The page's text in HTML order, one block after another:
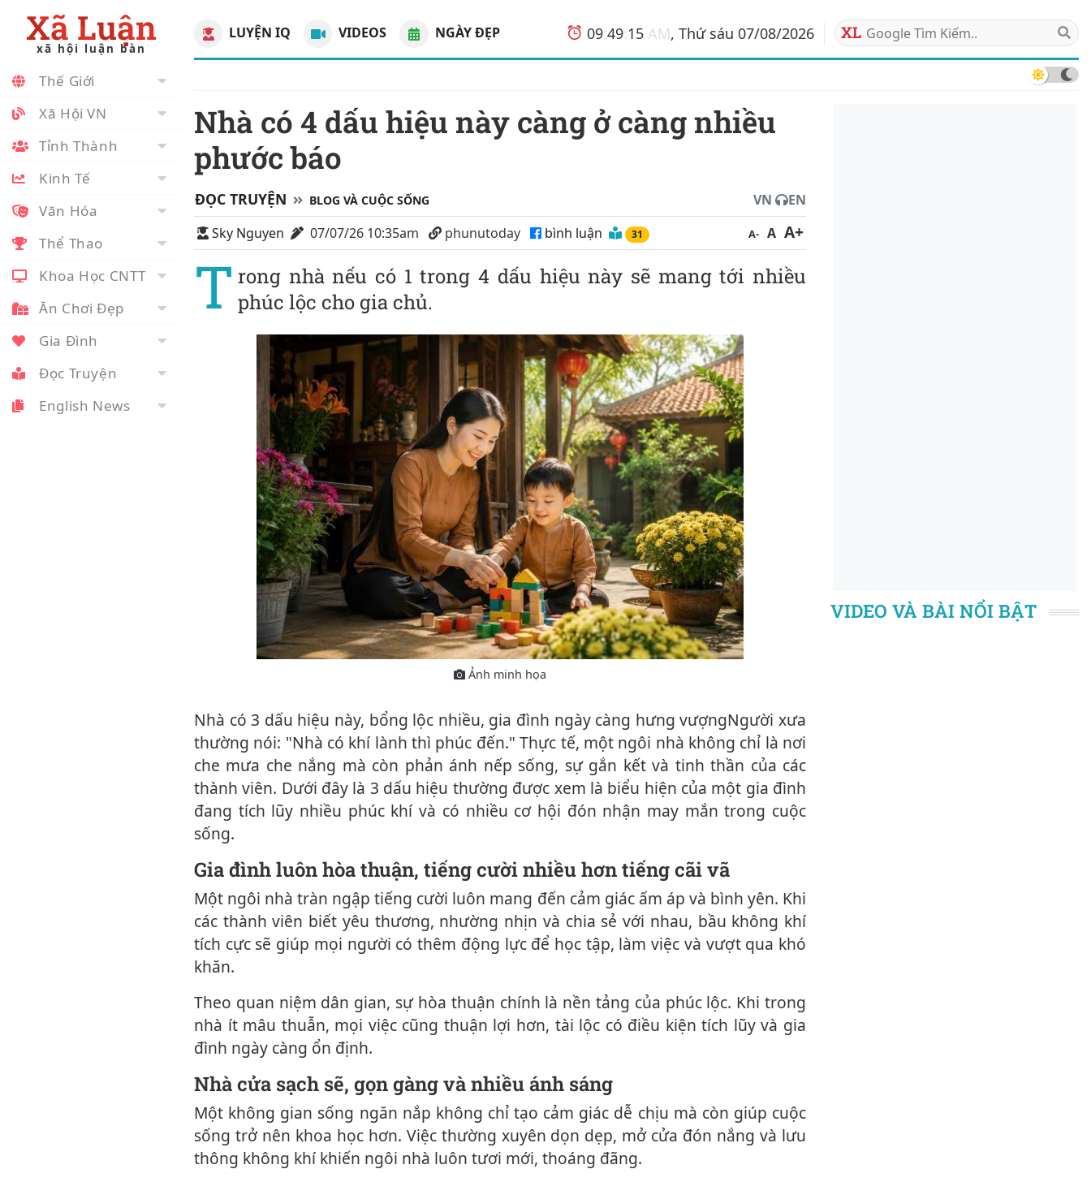
Xã Luận
xã hội luận bàn
Thế Giới
Xã Hội VN
Tỉnh Thành
Kinh Tế
Văn Hóa
Thể Thao
Khoa Học CNTT
Ăn Chơi Đẹp
Gia Đình
Đọc Truyện
English News
LUYỆN IQ VIDEOS NGÀY ĐẸP 09:49:15 AM, Thứ sáu 07/08/2026
Nhà có 4 dấu hiệu này càng ở càng nhiều
phước báo
ĐỌC TRUYỆN BLOG VÀ CUỘC SỐNG VN
EN
Sky Nguyen
07/07/26 10:35am phunutoday bình luận 31 A- A A+
T rong nhà nếu có 1 trong 4 dấu hiệu này sẽ mang tới nhiều
phúc lộc cho gia chủ.
Ảnh minh họa
Nhà có 3 dấu hiệu này, bổng lộc nhiều, gia đình ngày càng hưng vượngNgười xưa
thường nói: "Nhà có khí lành thì phúc đến." Thực tế, một ngôi nhà không chỉ là nơi
che mưa che nắng mà còn phản ánh nếp sống, sự gắn kết và tinh thần của các
thành viên. Dưới đây là 3 dấu hiệu thường được xem là biểu hiện của một gia đình
đang tích lũy nhiều phúc khí và có nhiều cơ hội đón nhận may mắn trong cuộc
sống.
Gia đình luôn hòa thuận, tiếng cười nhiều hơn tiếng cãi vã
Một ngôi nhà tràn ngập tiếng cười luôn mang đến cảm giác ấm áp và bình yên. Khi
các thành viên biết yêu thương, nhường nhịn và chia sẻ với nhau, bầu không khí
tích cực sẽ giúp mọi người có thêm động lực để học tập, làm việc và vượt qua khó
khăn.
Theo quan niệm dân gian, sự hòa thuận chính là nền tảng của phúc lộc. Khi trong
nhà ít mâu thuẫn, mọi việc cũng thuận lợi hơn, tài lộc có điều kiện tích lũy và gia
đình ngày càng ổn định.
Nhà cửa sạch sẽ, gọn gàng và nhiều ánh sáng
Một không gian sống ngăn nắp không chỉ tạo cảm giác dễ chịu mà còn giúp cuộc
sống trở nên khoa học hơn. Việc thường xuyên dọn dẹp, mở cửa đón nắng và lưu
thông không khí khiến ngôi nhà luôn tươi mới, thoáng đãng.
VIDEO VÀ BÀI NỔI BẬT